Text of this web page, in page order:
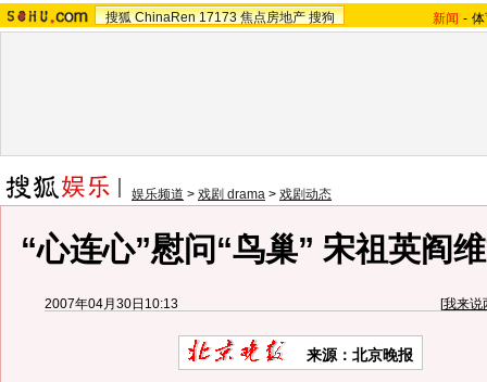
搜狐 ChinaRen 17173 焦点房地产 搜狗 新闻 -
娱乐频道 > 戏剧 drama > 戏剧动态
“心连心”慰问“鸟巢” 宋祖英阎
2007年04月30日10:13 [我来说
来源：北京晚报